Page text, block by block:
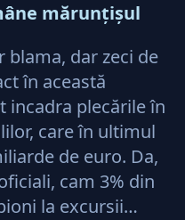
mărunţişul
blama, dar zeci de
în această
incadra plecările în
care în ultimul
de euro. Da,
cam 3% din
la excursii…